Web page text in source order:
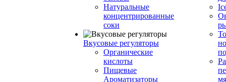
Натуральные
концентрированные
соки
Вкусовые регуляторы
Органические
кислоты
Пищевые
Ароматизаторы